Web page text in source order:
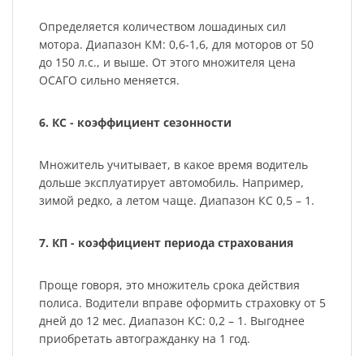
Определяется количеством лошадиных сил
мотора. Диапазон КМ: 0,6-1,6, для моторов от 50
до 150 л.с., и выше. От этого множителя цена
ОСАГО сильно меняется.
6. КС - коэффициент сезонности
Множитель учитывает, в какое время водитель
дольше эксплуатирует автомобиль. Например,
зимой редко, а летом чаще. Диапазон КС 0,5 – 1.
7. КП - коэффициент периода страхования
Проще говоря, это множитель срока действия
полиса. Водители вправе оформить страховку от 5
дней до 12 мес. Диапазон КС: 0,2 – 1. Выгоднее
приобретать автогражданку на 1 год.